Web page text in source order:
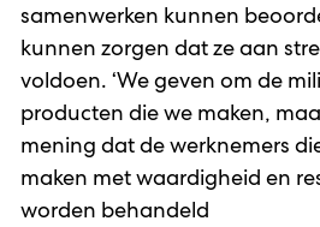
samenwerken kunnen
kunnen zorgen dat ze aan
voldoen. ‘We geven om de
producten die we maken,
mening dat de werknemers
maken met waardigheid en
worden behandeld